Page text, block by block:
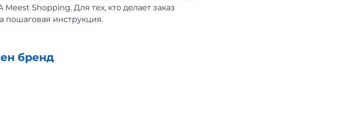
Shopping. Для тех, кто делает заказ
пошаговая инструкция.
бренд